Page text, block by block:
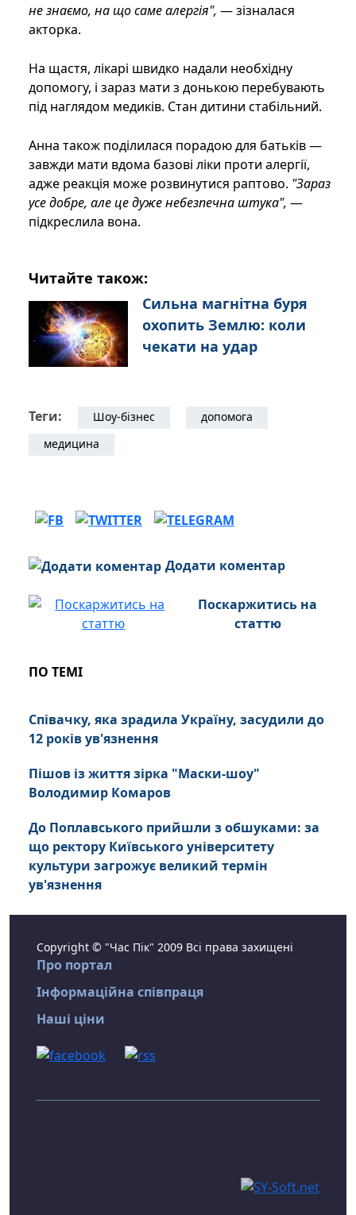
не знаємо, на що саме алергія", — зізналася
акторка.
На щастя, лікарі швидко надали необхідну
допомогу, і зараз мати з донькою перебувають
під наглядом медиків. Стан дитини стабільний.
Анна також поділилася порадою для батьків —
завжди мати вдома базові ліки проти алергії,
адже реакція може розвинутися раптово. "Зараз
усе добре, але це дуже небезпечна штука", —
підкреслила вона.
Читайте також:
Сильна магнітна буря
охопить Землю: коли
чекати на удар
Теги: Шоу-бізнес
допомога
медицина
Додати коментар
Поскаржитись на
статтю
ПО ТЕМІ
Співачку, яка зрадила Україну, засудили до
12 років ув'язнення
Пішов із життя зірка "Маски-шоу"
Володимир Комаров
До Поплавського прийшли з обшуками: за
що ректору Київського університету
культури загрожує великий термін
ув'язнення
Copyright © "Час Пік" 2009 Всі права захищені
Про портал
Інформаційна співпраця
Наші ціни